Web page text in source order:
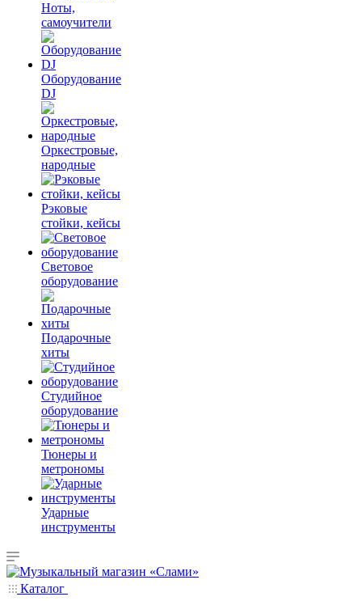
Ноты,
самоучители
Оборудование
DJ
Оркестровые,
народные
Рэковые
стойки, кейсы
Световое
оборудование
Подарочные
хиты
Студийное
оборудование
Тюнеры и
метрономы
Ударные
инструменты
Каталог